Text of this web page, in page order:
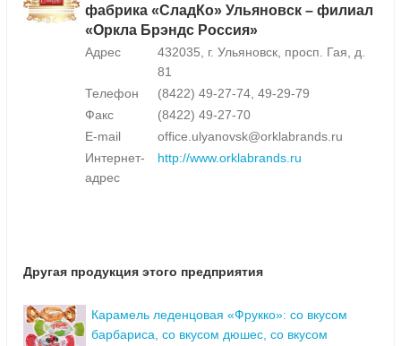
фабрика «СладКо» Ульяновск – филиал
«Оркла Брэндс Россия»
Адрес
432035, г. Ульяновск, просп. Гая, д.
81
Телефон
(8422) 49-27-74, 49-29-79
Факс
(8422) 49-27-70
E-mail
office.ulyanovsk@orklabrands.ru
Интернет-
адрес
http://www.orklabrands.ru
Другая продукция этого предприятия
Карамель леденцовая «Фрукко»: со вкусом
барбариса, со вкусом дюшес, со вкусом